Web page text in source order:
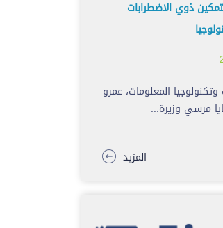
ذوي الاضطرابات
المعلومات، عمرو
مرسي وزيرة...
المزيد